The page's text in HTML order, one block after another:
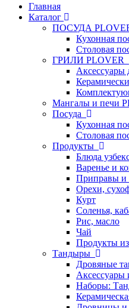
Главная
Каталог
ПОСУДА
Кухонная
Столовая
ГРИЛИ PLOVER
Аксессуары
Мангалы и печи
Посуда
Кухонная
Столовая
Продукты
Блюда
Варенье и
Приправы и
Орехи,
Курт
Соленья,
Рис, масло
Чай
Продукты
Тандыры
Дровяные
Аксессуары
Наборы: